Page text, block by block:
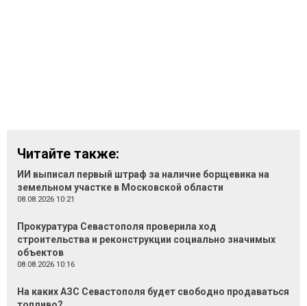
Читайте также:
ИИ выписал первый штраф за наличие борщевика на
земельном участке в Московской области
08.08.2026 10:21
Прокуратура Севастополя проверила ход
строительства и реконструкции социально значимых
объектов
08.08.2026 10:16
На каких АЗС Севастополя будет свободно продаваться